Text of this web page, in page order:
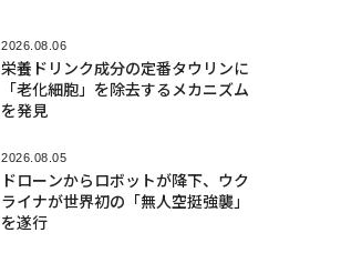
2026.08.06
栄養ドリンク成分の定番タウリンに
「老化細胞」を除去するメカニズム
を発見
2026.08.05
ドローンからロボットが降下、ウク
ライナが世界初の「無人空挺強襲」
を遂行